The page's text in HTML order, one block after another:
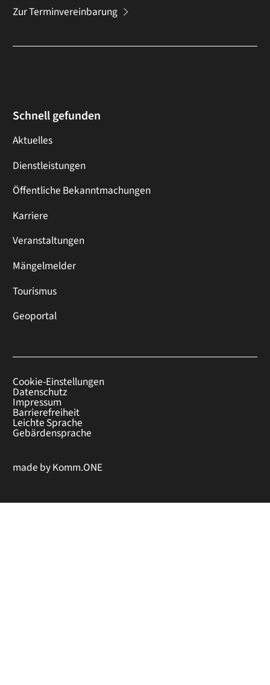
Zur Terminvereinbarung
Schnell gefunden
Aktuelles
Dienstleistungen
Öffentliche Bekanntmachungen
Karriere
Veranstaltungen
Mängelmelder
Tourismus
Geoportal
Cookie-Einstellungen
Datenschutz
Impressum
Barrierefreiheit
Leichte Sprache
Gebärdensprache
made byKomm.ONE